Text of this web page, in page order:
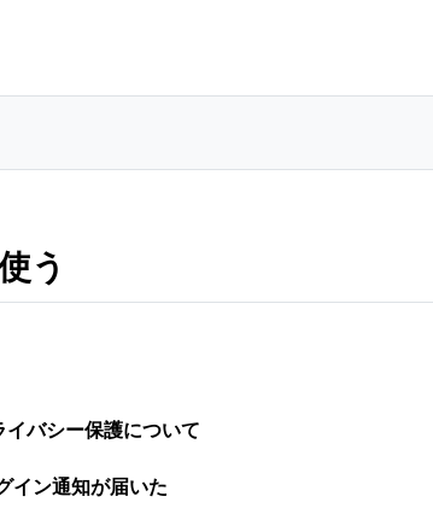
う
バシー保護について
イン通知が届いた